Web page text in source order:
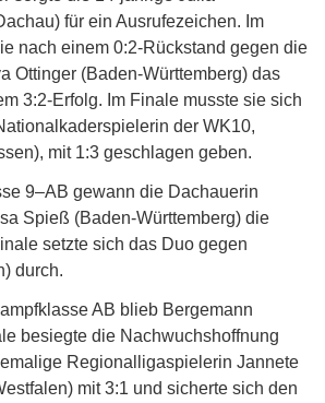
für ein Ausrufezeichen. Im
nach einem 0:2-Rückstand gegen die
Ottinger (Baden-Württemberg) das
3:2-Erfolg. Im Finale musste sie sich
der WK10,
mit 1:3 geschlagen geben.
9–AB gewann die Dachauerin
Spieß (Baden-Württemberg) die
setzte sich das Duo gegen
durch.
AB blieb Bergemann
besiegte die Nachwuchshoffnung
Regionalligaspielerin Jannete
mit 3:1 und sicherte sich den